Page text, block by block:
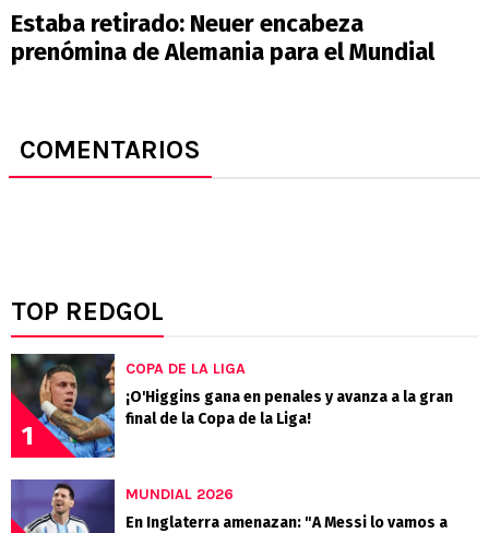
Estaba retirado: Neuer encabeza
prenómina de Alemania para el Mundial
COMENTARIOS
TOP REDGOL
1
COPA DE LA LIGA
¡O'Higgins gana en penales y avanza a la gran
final de la Copa de la Liga!
MUNDIAL 2026
En Inglaterra amenazan: "A Messi lo vamos a